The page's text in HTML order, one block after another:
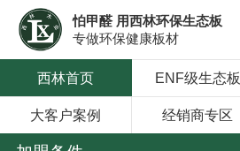
怕甲醛 用西林环保生态板
专做环保健康板材
西林首页 ENF级生态板
大客户案例 经销商专区